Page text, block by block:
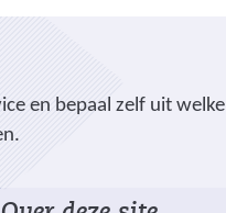
en bepaal zelf uit welke